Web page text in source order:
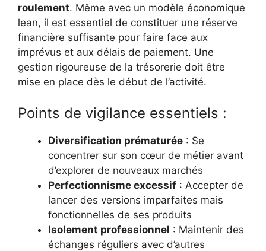
roulement. Même avec un modèle économique
lean, il est essentiel de constituer une réserve
financière suffisante pour faire face aux
imprévus et aux délais de paiement. Une
gestion rigoureuse de la trésorerie doit être
mise en place dès le début de l’activité.
Points de vigilance essentiels :
Diversification prématurée : Se
concentrer sur son cœur de métier avant
d’explorer de nouveaux marchés
Perfectionnisme excessif : Accepter de
lancer des versions imparfaites mais
fonctionnelles de ses produits
Isolement professionnel : Maintenir des
échanges réguliers avec d’autres